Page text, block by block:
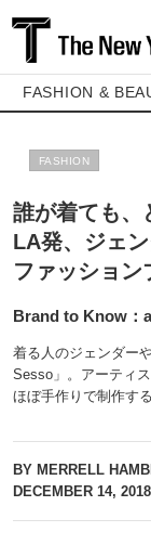
FASHION &
FASHION
誰が着ても、
LA発、ジェ
ファッション
Brand to Know：
着る人のジェンダー
Sesso」。アーティ
ほぼ手作りで制作す
BY MERRELL
DECEMBER 14, 2018